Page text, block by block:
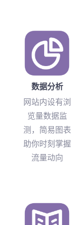
数据分析
网站内设有浏
览量数据监
测，简易图表
助你时刻掌握
流量动向